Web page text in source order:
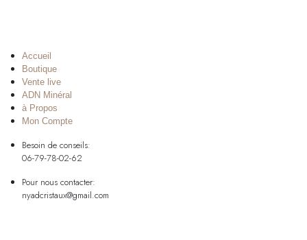
Accueil
Boutique
Vente live
ADN Minéral
à Propos
Mon Compte
Besoin de conseils:
06-79-78-02-62
Pour nous contacter:
nyadcristaux@gmail.com